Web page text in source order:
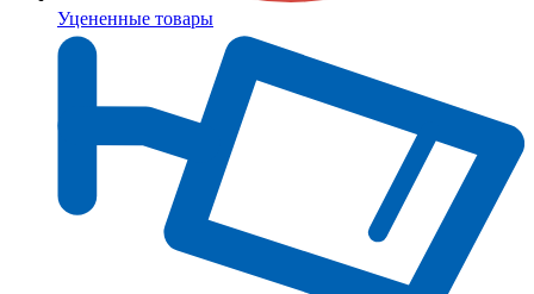
Уцененные товары